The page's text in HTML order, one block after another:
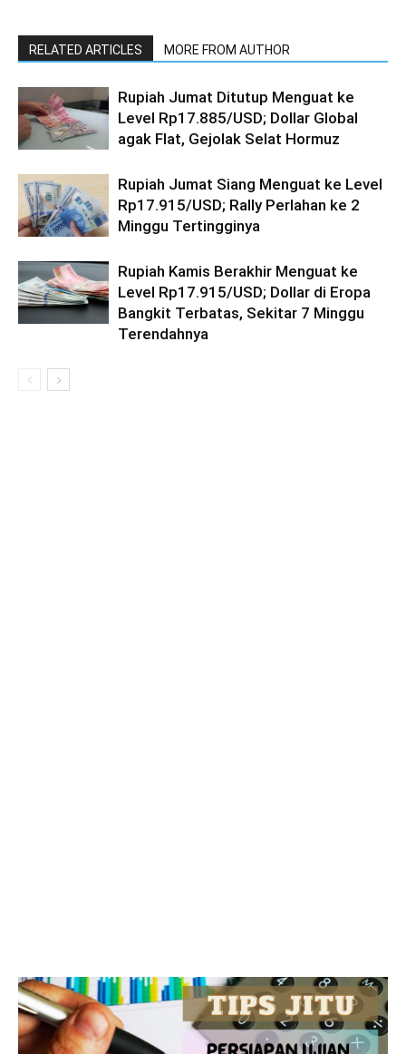
RELATED ARTICLES MORE FROM AUTHOR
Rupiah Jumat Ditutup Menguat ke
Level Rp17.885/USD; Dollar Global
agak Flat, Gejolak Selat Hormuz
Rupiah Jumat Siang Menguat ke Level
Rp17.915/USD; Rally Perlahan ke 2
Minggu Tertingginya
Rupiah Kamis Berakhir Menguat ke
Level Rp17.915/USD; Dollar di Eropa
Bangkit Terbatas, Sekitar 7 Minggu
Terendahnya